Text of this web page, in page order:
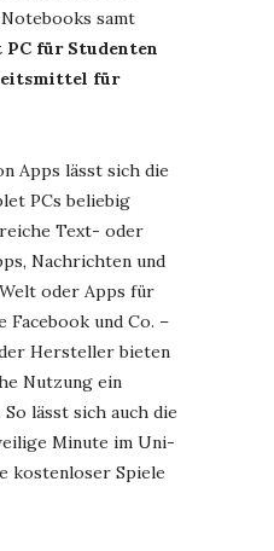
samt
PC für Studenten
für
Apps lässt sich die
PCs beliebig
Text- oder
Nachrichten und
oder Apps für
und Co. –
Hersteller bieten
Nutzung ein
lässt sich auch die
Minute im Uni-
kostenloser Spiele